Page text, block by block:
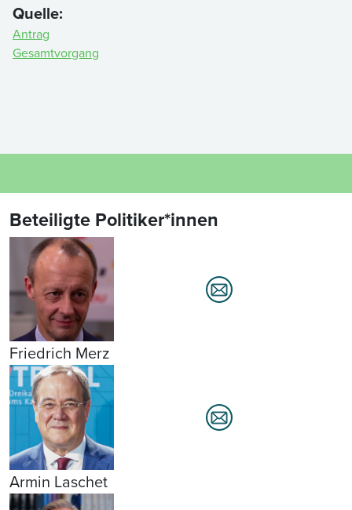
Quelle:
Antrag
Gesamtvorgang
Beteiligte Politiker*innen
Friedrich Merz
Armin Laschet